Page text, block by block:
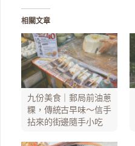
相關文章
九份美食｜郵局前油蔥
粿，傳統古早味～信手
拈來的街邊隨手小吃